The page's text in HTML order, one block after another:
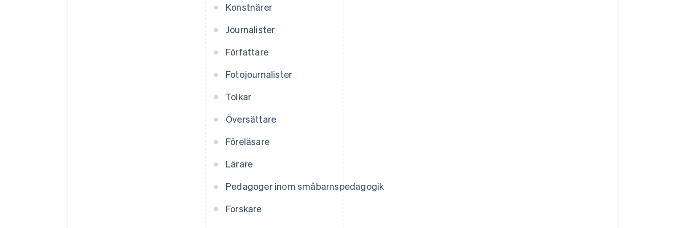
Konstnärer
Journalister
Författare
Fotojournalister
Tolkar
Översättare
Föreläsare
Lärare
Pedagoger inom småbarnspedagogik
Forskare